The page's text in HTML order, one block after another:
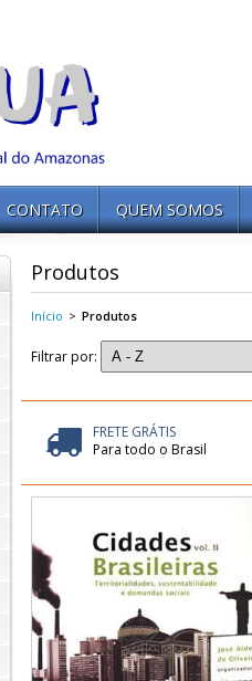
CONTATO QUEM SOMOS
Produtos
Início > Produtos
Filtrar por:
FRETE GRÁTIS
Para todo o Brasil